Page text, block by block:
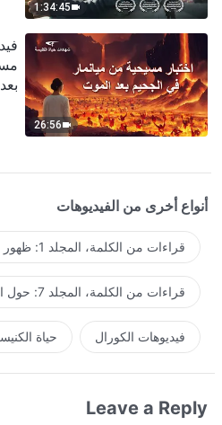
1:34:45
26:56
أنواع أخرى من الفيديوهات
قراءات من الكلمة، المجلد 1: ظهور الله وعمله
قراءات من الكلمة، المجلد 7: حول السعي إلى الحق
فيديوهات الكورال حياة
Leave a Reply